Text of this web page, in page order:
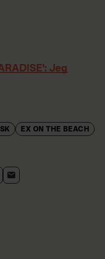
Jeg
EX ON THE BEACH